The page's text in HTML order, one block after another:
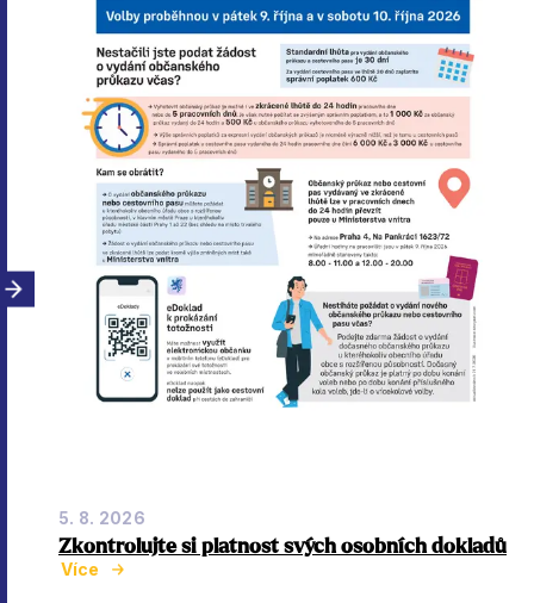
5. 8. 2026
Zkontrolujte si platnost svých osobních dokladů
Více